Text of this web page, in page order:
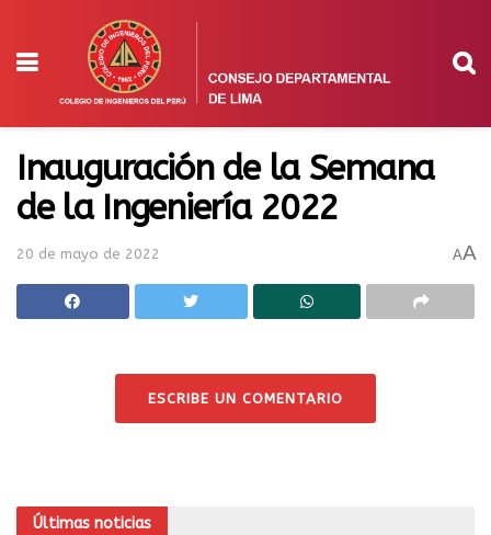
Inauguración de la Semana
de la Ingeniería 2022
20 de mayo de 2022 AA
ESCRIBE UN COMENTARIO
Últimas noticias